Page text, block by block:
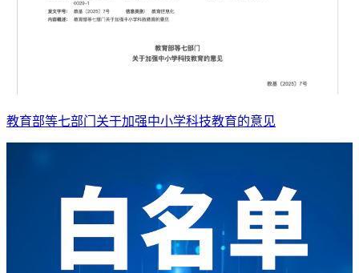
教育部等七部门关于加强中小学科技教育的意见